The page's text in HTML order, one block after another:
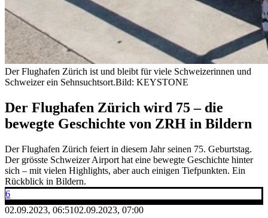
Der Flughafen Zürich ist und bleibt für viele Schweizerinnen und
Schweizer ein Sehnsuchtsort.Bild: KEYSTONE
Der Flughafen Zürich wird 75 – die
bewegte Geschichte von ZRH in Bildern
Der Flughafen Zürich feiert in diesem Jahr seinen 75. Geburtstag.
Der grösste Schweizer Airport hat eine bewegte Geschichte hinter
sich – mit vielen Highlights, aber auch einigen Tiefpunkten. Ein
Rückblick in Bildern.
6
02.09.2023, 06:5102.09.2023, 07:00